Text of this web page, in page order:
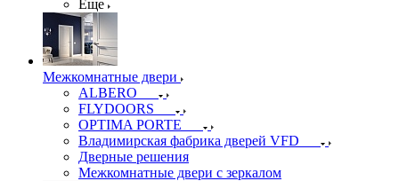
Еще
Межкомнатные двери
ALBERO
FLYDOORS
OPTIMA PORTE
Владимирская фабрика дверей VFD
Дверные решения
Межкомнатные двери c зеркалом